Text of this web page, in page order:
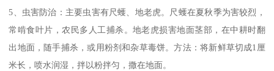
5、虫害防治：主要虫害有尺蠖、地老虎。尺蠖在夏秋季为害较烈，
常啃食叶片，农民多人工捕杀。地老虎损害地面茎部，在中耕时翻
出地面，随手捕杀，或用粉剂和杂草毒饼。方法：将新鲜草切成1厘
米长，喷水润湿，拌以粉拌匀，撒在地面。